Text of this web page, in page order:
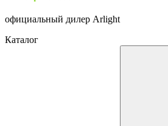
официальный дилер Arlight
Каталог